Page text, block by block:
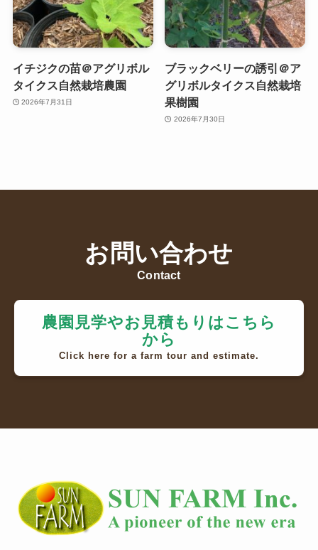
イチジクの苗＠アグリボル
タイクス自然栽培農園
2026年7月31日
ブラックベリーの誘引＠ア
グリボルタイクス自然栽培
果樹園
2026年7月30日
お問い合わせ
Contact
農園見学やお見積もりはこちら
から
Click here for a farm tour and estimate.